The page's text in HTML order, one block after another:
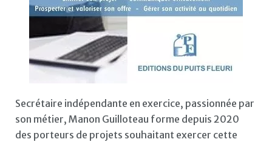
Secrétaire indépendante en exercice, passionnée par
son métier, Manon Guilloteau forme depuis 2020
des porteurs de projets souhaitant exercer cette